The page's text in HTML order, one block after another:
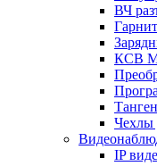
ВЧ
КСВ
Чехлы
IP